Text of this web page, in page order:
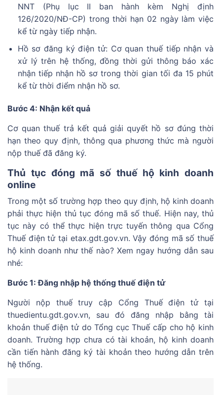
NNT (Phụ lục II ban hành kèm Nghị định
126/2020/NĐ-CP) trong thời hạn 02 ngày làm việc
kể từ ngày tiếp nhận.
Hồ sơ đăng ký điện tử: Cơ quan thuế tiếp nhận và
xử lý trên hệ thống, đồng thời gửi thông báo xác
nhận tiếp nhận hồ sơ trong thời gian tối đa 15 phút
kể từ thời điểm nhận hồ sơ.
Bước 4: Nhận kết quả
Cơ quan thuế trả kết quả giải quyết hồ sơ đúng thời
hạn theo quy định, thông qua phương thức mà người
nộp thuế đã đăng ký.
Thủ tục đóng mã số thuế hộ kinh doanh
online
Trong một số trường hợp theo quy định, hộ kinh doanh
phải thực hiện thủ tục đóng mã số thuế. Hiện nay, thủ
tục này có thể thực hiện trực tuyến thông qua Cổng
Thuế điện tử tại etax.gdt.gov.vn. Vậy đóng mã số thuế
hộ kinh doanh như thế nào? Xem ngay hướng dẫn sau
nhé:
Bước 1: Đăng nhập hệ thống thuế điện tử
Người nộp thuế truy cập Cổng Thuế điện tử tại
thuedientu.gdt.gov.vn, sau đó đăng nhập bằng tài
khoản thuế điện tử do Tổng cục Thuế cấp cho hộ kinh
doanh. Trường hợp chưa có tài khoản, hộ kinh doanh
cần tiến hành đăng ký tài khoản theo hướng dẫn trên
hệ thống.